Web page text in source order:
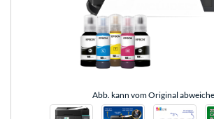
Abb. kann vom Original